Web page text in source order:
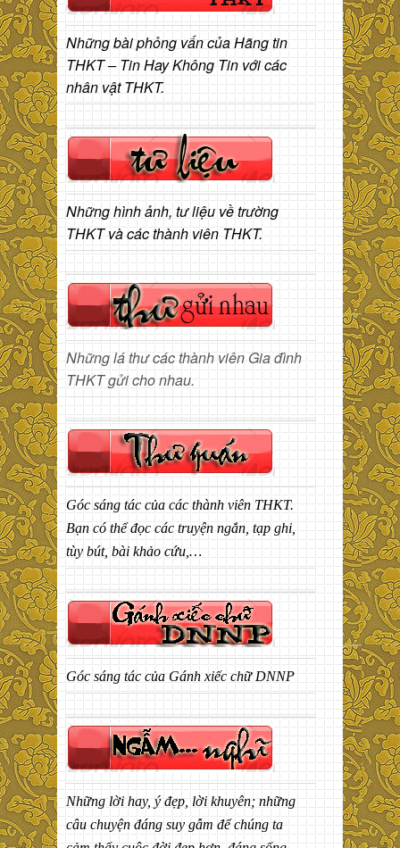
Những bài phỏng vấn của Hãng tin
THKT – Tin Hay Không Tin với các
nhân vật THKT.
Những hình ảnh, tư liệu về trường
THKT và các thành viên THKT.
Những lá thư các thành viên Gia đình
THKT gửi cho nhau.
Góc sáng tác của các thành viên THKT.
Bạn có thể đọc các truyện ngắn, tạp ghi,
tùy bút, bài khảo cứu,…
Góc sáng tác của Gánh xiếc chữ DNNP
Những lời hay, ý đẹp, lời khuyên; những
câu chuyện đáng suy gẫm để chúng ta